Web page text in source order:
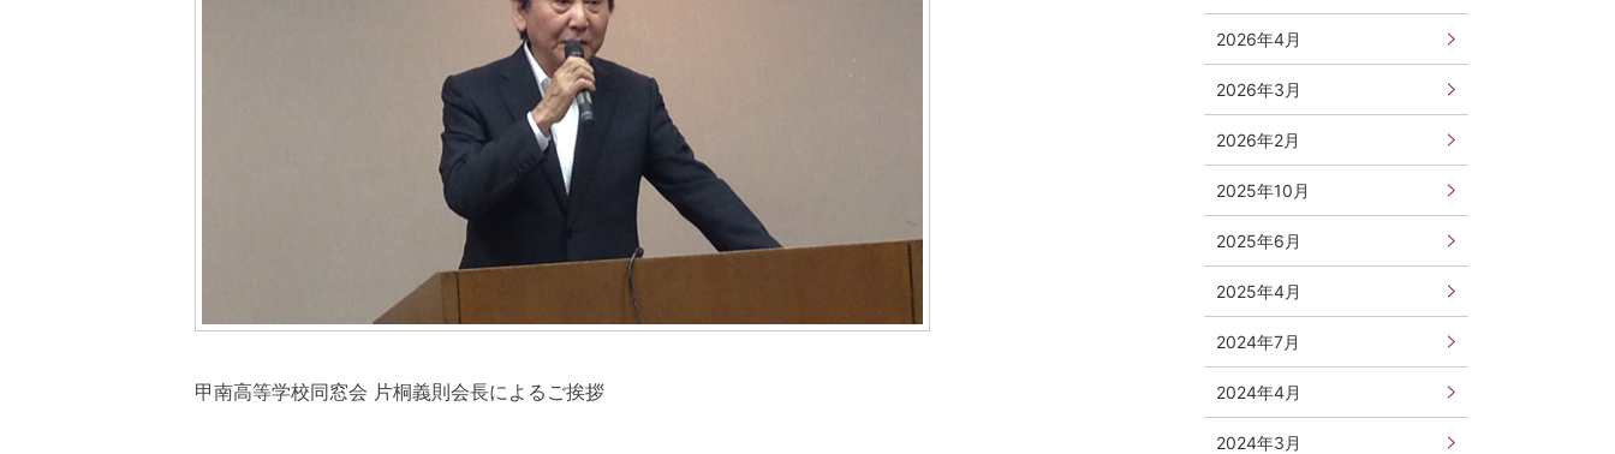
甲南高等学校同窓会 片桐義則会長によるご挨拶
2026年4月
2026年3月
2026年2月
2025年10月
2025年6月
2025年4月
2024年7月
2024年4月
2024年3月